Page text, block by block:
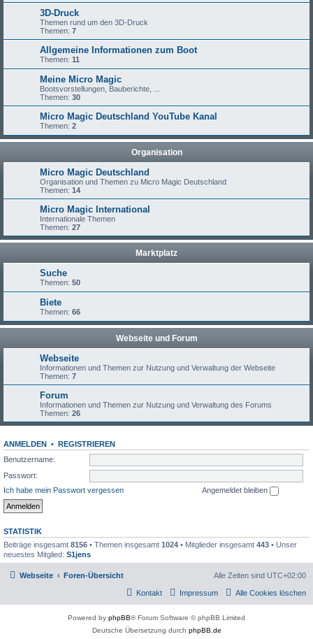
3D-Druck
Themen rund um den 3D-Druck
Themen: 7
Allgemeine Informationen zum Boot
Themen: 11
Meine Micro Magic
Bootsvorstellungen, Bauberichte, ...
Themen: 30
Micro Magic Deutschland YouTube Kanal
Themen: 2
Organisation
Micro Magic Deutschland
Organisation und Themen zu Micro Magic Deutschland
Themen: 14
Micro Magic International
Internationale Themen
Themen: 27
Marktplatz
Suche
Themen: 50
Biete
Themen: 66
Webseite und Forum
Webseite
Informationen und Themen zur Nutzung und Verwaltung der Webseite
Themen: 7
Forum
Informationen und Themen zur Nutzung und Verwaltung des Forums
Themen: 26
ANMELDEN • REGISTRIEREN
Benutzername:
Passwort:
Ich habe mein Passwort vergessen
Angemeldet bleiben
STATISTIK
Beiträge insgesamt 8156 • Themen insgesamt 1024 • Mitglieder insgesamt 443 • Unser
neuestes Mitglied: S1jens
Webseite Foren-Übersicht Alle Zeiten sind UTC+02:00
Alle Cookies löschen
Impressum
Kontakt
Powered by phpBB® Forum Software © phpBB Limited
Deutsche Übersetzung durch phpBB.de